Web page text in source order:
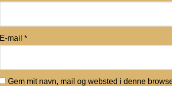
E-mail *
Gem mit navn, mail og websted i denne